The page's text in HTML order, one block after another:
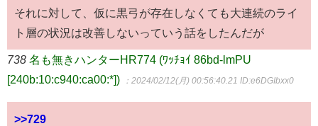
それに対して、仮に黒弓が存在しなくても大連続のライ
ト層の状況は改善しないっていう話をしたんだが
738 名も無きハンターHR774 (ﾜｯﾁｮｲ 86bd-lmPU
[240b:10:c940:ca00:*])
：2024/02/12(月) 00:56:40.21 ID:e6DGIbxx0
>>729